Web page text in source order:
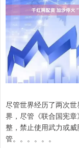
尽管世界经历了两次
界，尽管《联合国宪
整，禁止使用武力或
管。。。。。。